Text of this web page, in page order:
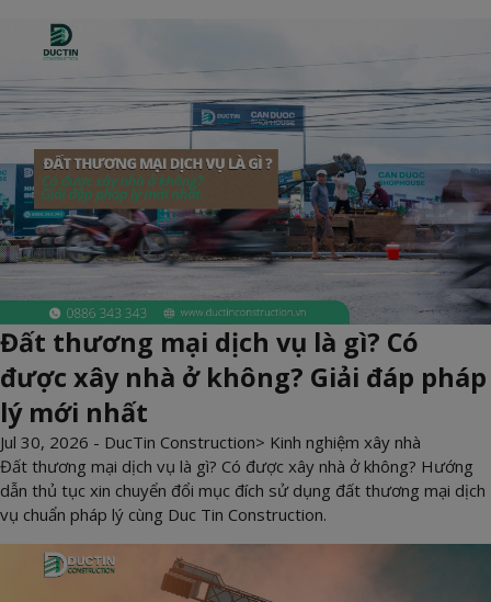
Đất thương mại dịch vụ là gì? Có
được xây nhà ở không? Giải đáp pháp
lý mới nhất
Jul 30, 2026 - DucTin Construction> Kinh nghiệm xây nhà
Đất thương mại dịch vụ là gì? Có được xây nhà ở không? Hướng
dẫn thủ tục xin chuyển đổi mục đích sử dụng đất thương mại dịch
vụ chuẩn pháp lý cùng Duc Tin Construction.